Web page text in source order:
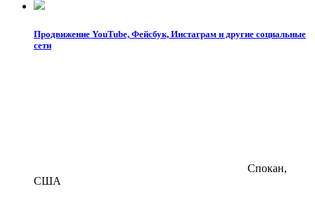
Продвижение YouTube, Фейсбук, Инстаграм и другие социальные
сети
Спокан,
США